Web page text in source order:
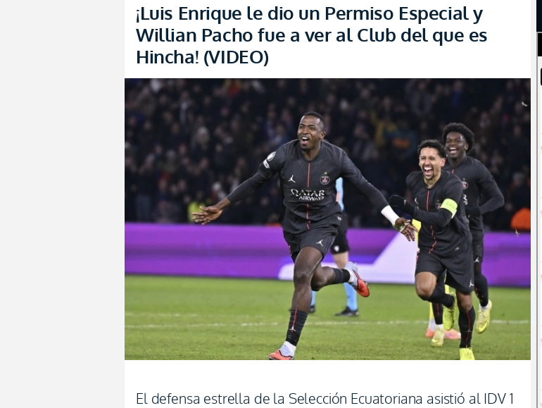
¡Luis Enrique le dio un Permiso Especial y
Willian Pacho fue a ver al Club del que es
Hincha! (VIDEO)
El defensa estrella de la Selección Ecuatoriana asistió al IDV 1